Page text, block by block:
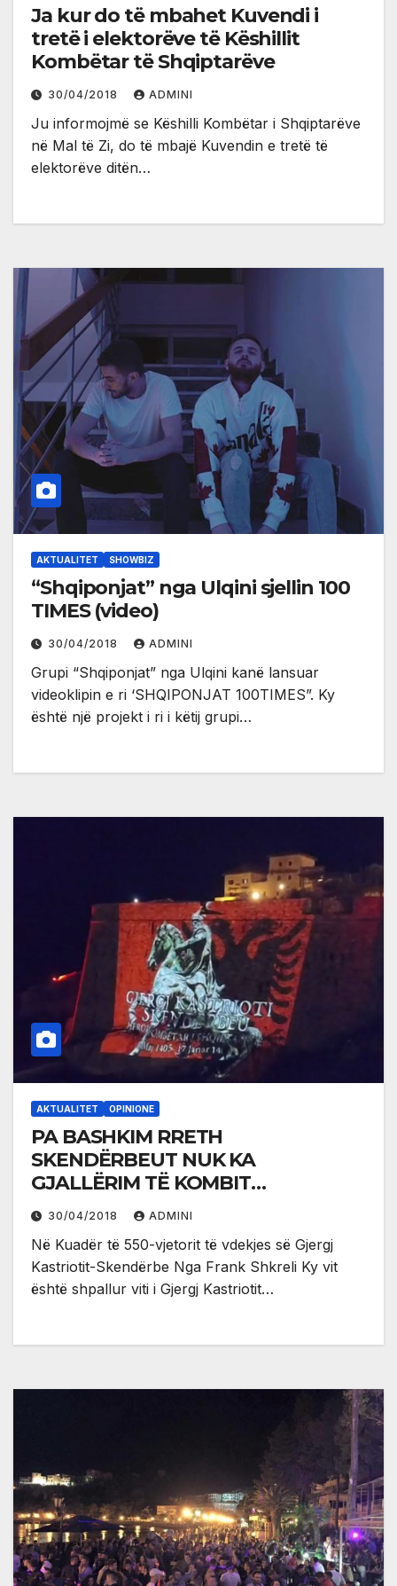
Ja kur do të mbahet Kuvendi i
tretë i elektorëve të Këshillit
Kombëtar të Shqiptarëve
30/04/2018 ADMINI
Ju informojmë se Këshilli Kombëtar i Shqiptarëve
në Mal të Zi, do të mbajë Kuvendin e tretë të
elektorëve ditën…
AKTUALITET SHOWBIZ
“Shqiponjat” nga Ulqini sjellin 100
TIMES (video)
30/04/2018 ADMINI
Grupi “Shqiponjat” nga Ulqini kanë lansuar
videoklipin e ri ‘SHQIPONJAT 100TIMES”. Ky
është një projekt i ri i këtij grupi…
AKTUALITET OPINIONE
PA BASHKIM RRETH
SKENDËRBEUT NUK KA
GJALLËRIM TË KOMBIT
SHQIPTAR
30/04/2018 ADMINI
Në Kuadër të 550-vjetorit të vdekjes së Gjergj
Kastriotit-Skendërbe Nga Frank Shkreli Ky vit
është shpallur viti i Gjergj Kastriotit…